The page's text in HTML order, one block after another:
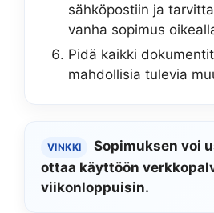
sähköpostiin ja
vanha sopimus
Pidä kaikki
mahdollisia tulevia
VINKKI
Sopimuksen voi
ottaa käyttöön
viikonloppuisin.